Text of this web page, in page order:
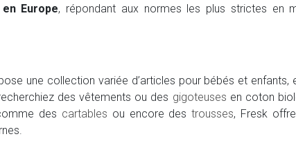
Europe, répondant aux normes les plus strictes en
une collection variée d’articles pour bébés et enfants,
des vêtements ou des gigoteuses en coton
des cartables ou encore destrousses, Fresk